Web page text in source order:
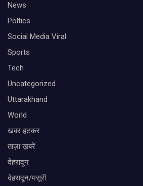
News
Poltics
Social Media Viral
Sports
Tech
Uncategorized
Uttarakhand
World
खबर हटकर
ताज़ा ख़बरें
देहरादून
देहरादून/मसूरी